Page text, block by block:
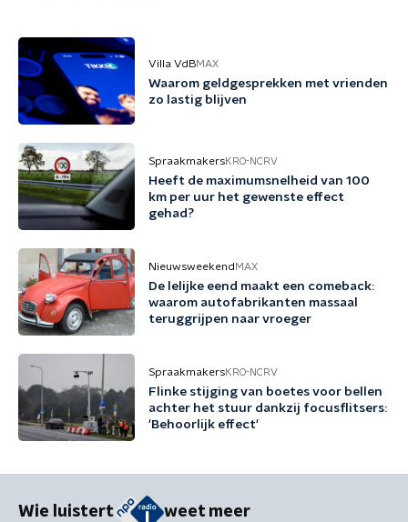
Villa VdBMAX
Waarom geldgesprekken met vrienden
zo lastig blijven
SpraakmakersKRO-NCRV
Heeft de maximumsnelheid van 100
km per uur het gewenste effect
gehad?
Nieuwsweekend MAX
De lelijke eend maakt een comeback:
waarom autofabrikanten massaal
teruggrijpen naar vroeger
SpraakmakersKRO-NCRV
Flinke stijging van boetes voor bellen
achter het stuur dankzij focusflitsers:
'Behoorlijk effect'
Wie luistert weet meer